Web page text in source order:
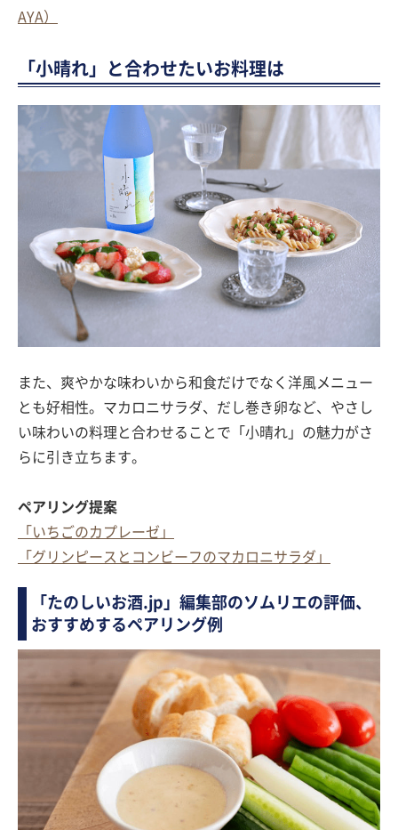
AYA）
「小晴れ」と合わせたいお料理は
また、爽やかな味わいから和食だけでなく洋風メニュー
とも好相性。マカロニサラダ、だし巻き卵など、やさし
い味わいの料理と合わせることで「小晴れ」の魅力がさ
らに引き立ちます。
ペアリング提案
「いちごのカプレーゼ」
「グリンピースとコンビーフのマカロニサラダ」
「たのしいお酒.jp」編集部のソムリエの評価、
おすすめするペアリング例